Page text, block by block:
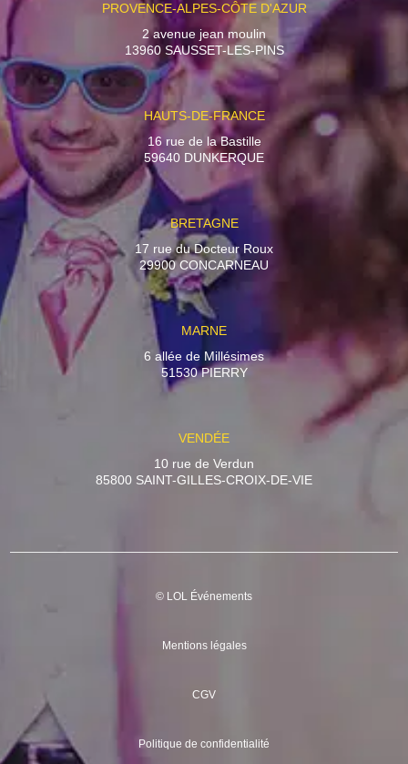
PROVENCE-ALPES-CÔTE D'AZUR
2 avenue jean moulin
13960 SAUSSET-LES-PINS
HAUTS-DE-FRANCE
16 rue de la Bastille
59640 DUNKERQUE
BRETAGNE
17 rue du Docteur Roux
29900 CONCARNEAU
MARNE
6 allée de Millésimes
51530 PIERRY
VENDÉE
10 rue de Verdun
85800 SAINT-GILLES-CROIX-DE-VIE
© LOL Événements
Mentions légales
CGV
Politique de confidentialité